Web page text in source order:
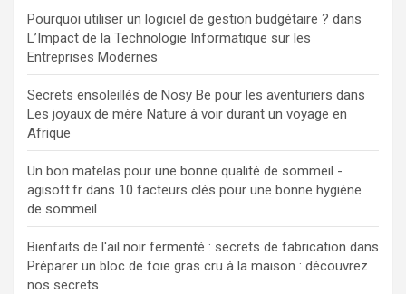
Pourquoi utiliser un logiciel de gestion budgétaire ? dans
L’Impact de la Technologie Informatique sur les
Entreprises Modernes
Secrets ensoleillés de Nosy Be pour les aventuriers dans
Les joyaux de mère Nature à voir durant un voyage en
Afrique
Un bon matelas pour une bonne qualité de sommeil -
agisoft.fr dans 10 facteurs clés pour une bonne hygiène
de sommeil
Bienfaits de l'ail noir fermenté : secrets de fabrication dans
Préparer un bloc de foie gras cru à la maison : découvrez
nos secrets